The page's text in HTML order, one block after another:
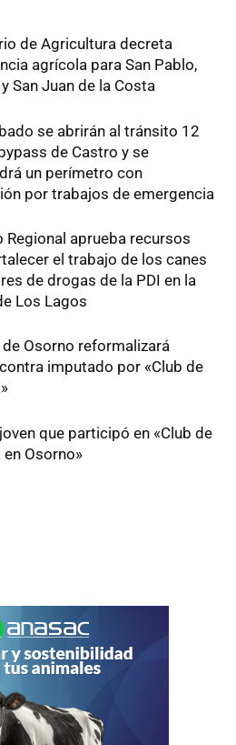
de Agricultura decreta
agrícola para San Pablo,
San Juan de la Costa
se abrirán al tránsito 12
de Castro y se
un perímetro con
por trabajos de emergencia
Regional aprueba recursos
el trabajo de los canes
de drogas de la PDI en la
Los Lagos
de Osorno reformalizará
imputado por «Club de
que participó en «Club de
en Osorno»